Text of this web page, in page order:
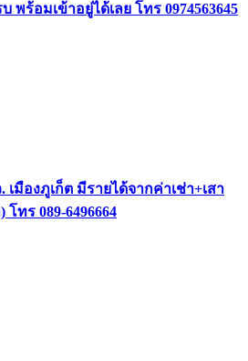
พร้อมเข้าอยู่ได้เลย โทร 0974563645
เมืองภูเก็ต มีรายได้จากค่าเช่า+เสา
ร 089-6496664